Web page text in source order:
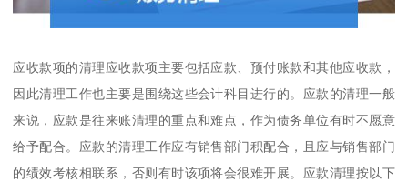
应收款项的清理应收款项主要包括应款、预付账款和其他应收款，
因此清理工作也主要是围绕这些会计科目进行的。应款的清理一般
来说，应款是往来账清理的重点和难点，作为债务单位有时不愿意
给予配合。应款的清理工作应有销售部门积配合，且应与销售部门
的绩效考核相联系，否则有时该项将会很难开展。应款清理按以下